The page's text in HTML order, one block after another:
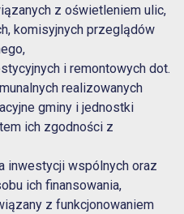
z oświetleniem ulic,
komisyjnych przeglądów
i remontowych dot.
realizowanych
gminy i jednostki
ich zgodności z
inwestycji wspólnych oraz
ich finansowania,
z funkcjonowaniem